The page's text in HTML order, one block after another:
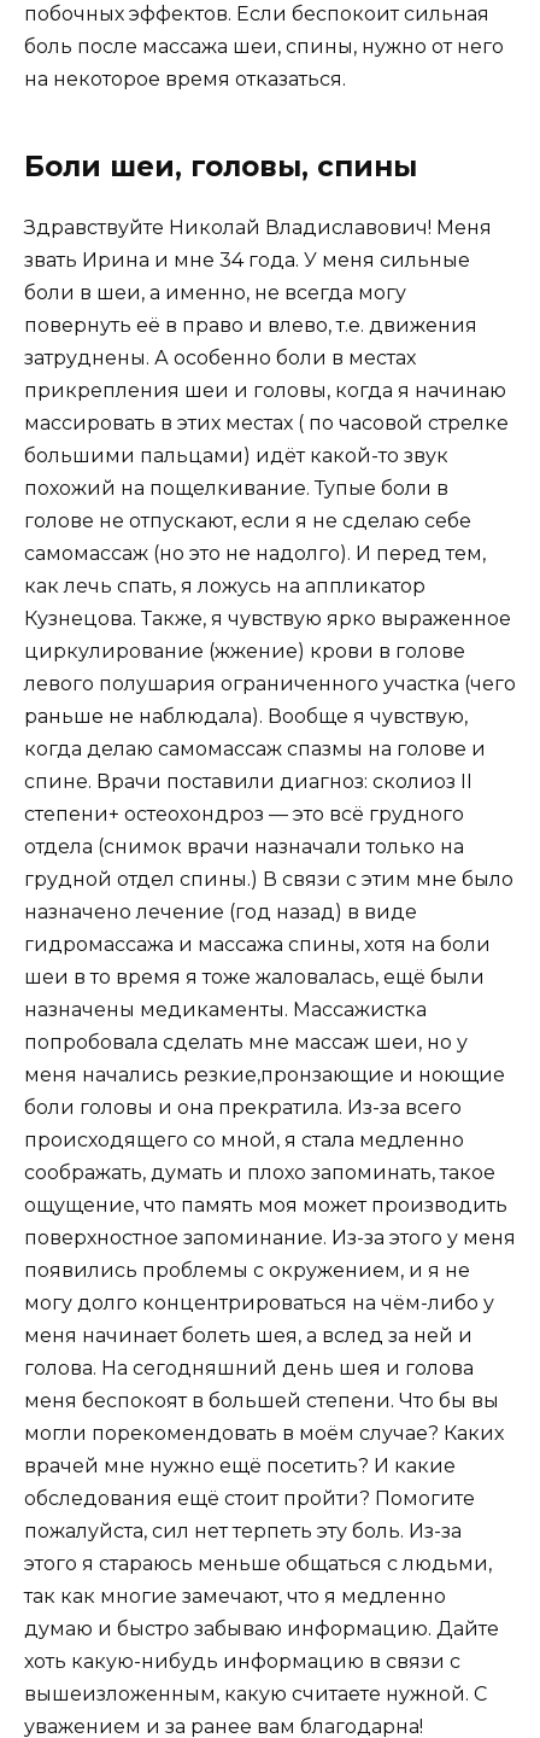
побочных эффектов. Если беспокоит сильная
боль после массажа шеи, спины, нужно от него
на некоторое время отказаться.
Боли шеи, головы, спины
Здравствуйте Николай Владиславович! Меня
звать Ирина и мне 34 года. У меня сильные
боли в шеи, а именно, не всегда могу
повернуть её в право и влево, т.е. движения
затруднены. А особенно боли в местах
прикрепления шеи и головы, когда я начинаю
массировать в этих местах ( по часовой стрелке
большими пальцами) идёт какой-то звук
похожий на пощелкивание. Тупые боли в
голове не отпускают, если я не сделаю себе
самомассаж (но это не надолго). И перед тем,
как лечь спать, я ложусь на аппликатор
Кузнецова. Также, я чувствую ярко выраженное
циркулирование (жжение) крови в голове
левого полушария ограниченного участка (чего
раньше не наблюдала). Вообще я чувствую,
когда делаю самомассаж спазмы на голове и
спине. Врачи поставили диагноз: сколиоз II
степени+ остеохондроз — это всё грудного
отдела (снимок врачи назначали только на
грудной отдел спины.) В связи с этим мне было
назначено лечение (год назад) в виде
гидромассажа и массажа спины, хотя на боли
шеи в то время я тоже жаловалась, ещё были
назначены медикаменты. Массажистка
попробовала сделать мне массаж шеи, но у
меня начались резкие,пронзающие и ноющие
боли головы и она прекратила. Из-за всего
происходящего со мной, я стала медленно
соображать, думать и плохо запоминать, такое
ощущение, что память моя может производить
поверхностное запоминание. Из-за этого у меня
появились проблемы с окружением, и я не
могу долго концентрироваться на чём-либо у
меня начинает болеть шея, а вслед за ней и
голова. На сегодняшний день шея и голова
меня беспокоят в большей степени. Что бы вы
могли порекомендовать в моём случае? Каких
врачей мне нужно ещё посетить? И какие
обследования ещё стоит пройти? Помогите
пожалуйста, сил нет терпеть эту боль. Из-за
этого я стараюсь меньше общаться с людьми,
так как многие замечают, что я медленно
думаю и быстро забываю информацию. Дайте
хоть какую-нибудь информацию в связи с
вышеизложенным, какую считаете нужной. С
уважением и за ранее вам благодарна!